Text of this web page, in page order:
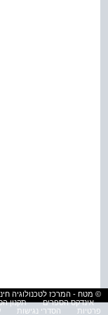
© מטח - המרכז לטכנולוגיה
אינדקס הספרים
תקנון
פרטיות
הסדרי נגישות